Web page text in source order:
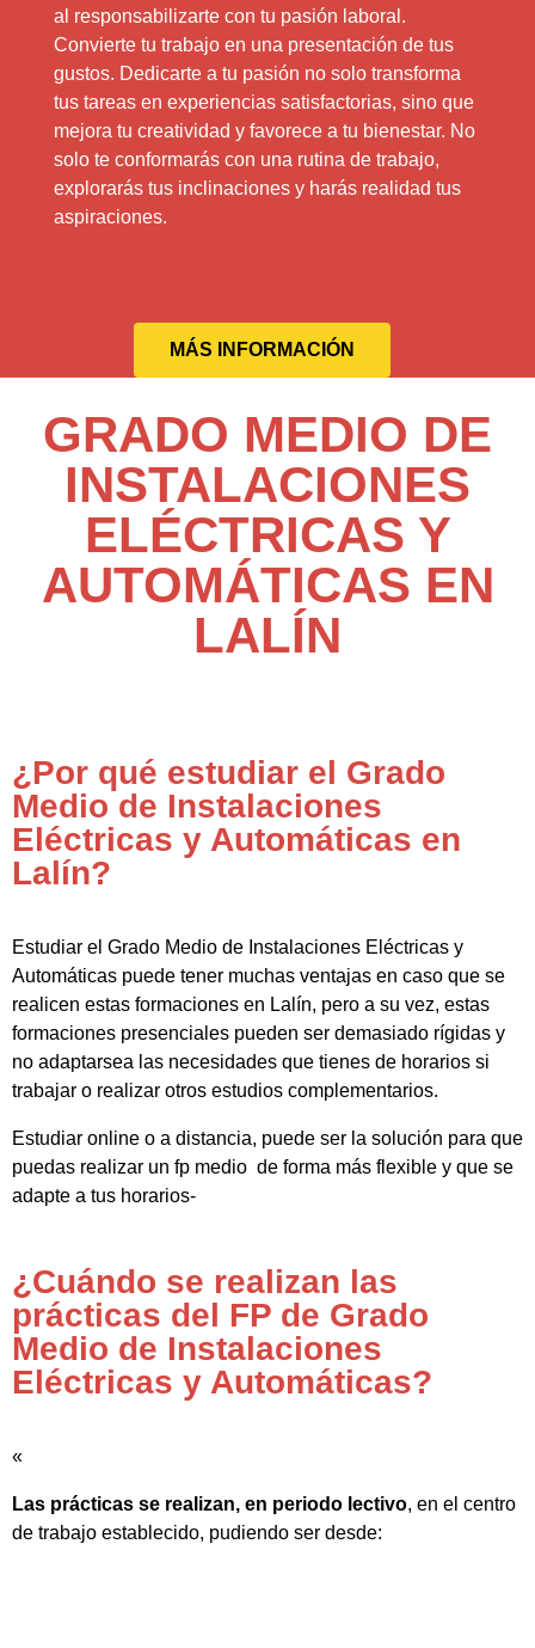
al responsabilizarte con tu pasión laboral.
Convierte tu trabajo en una presentación de tus
gustos. Dedicarte a tu pasión no solo transforma
tus tareas en experiencias satisfactorias, sino que
mejora tu creatividad y favorece a tu bienestar. No
solo te conformarás con una rutina de trabajo,
explorarás tus inclinaciones y harás realidad tus
aspiraciones.
MÁS INFORMACIÓN
GRADO MEDIO DE
INSTALACIONES
ELÉCTRICAS Y
AUTOMÁTICAS EN
LALÍN
¿Por qué estudiar el Grado
Medio de Instalaciones
Eléctricas y Automáticas en
Lalín?
Estudiar el Grado Medio de Instalaciones Eléctricas y
Automáticas puede tener muchas ventajas en caso que se
realicen estas formaciones en Lalín, pero a su vez, estas
formaciones presenciales pueden ser demasiado rígidas y
no adaptarsea las necesidades que tienes de horarios si
trabajar o realizar otros estudios complementarios.
Estudiar online o a distancia, puede ser la solución para que
puedas realizar un fp medio de forma más flexible y que se
adapte a tus horarios-
¿Cuándo se realizan las
prácticas del FP de Grado
Medio de Instalaciones
Eléctricas y Automáticas?
«
Las prácticas se realizan, en periodo lectivo, en el centro
de trabajo establecido, pudiendo ser desde: